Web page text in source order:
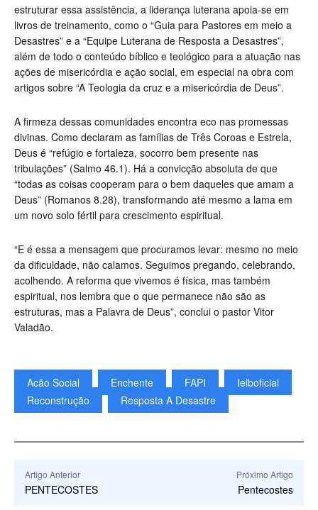
estruturar essa assistência, a liderança luterana apoia-se em
livros de treinamento, como o “Guia para Pastores em meio a
Desastres” e a “Equipe Luterana de Resposta a Desastres”,
além de todo o conteúdo bíblico e teológico para a atuação nas
ações de misericórdia e ação social, em especial na obra com
artigos sobre “A Teologia da cruz e a misericórdia de Deus”.
A firmeza dessas comunidades encontra eco nas promessas
divinas. Como declaram as famílias de Três Coroas e Estrela,
Deus é “refúgio e fortaleza, socorro bem presente nas
tribulações” (Salmo 46.1). Há a convicção absoluta de que
“todas as coisas cooperam para o bem daqueles que amam a
Deus” (Romanos 8.28), transformando até mesmo a lama em
um novo solo fértil para crescimento espiritual.
“E é essa a mensagem que procuramos levar: mesmo no meio
da dificuldade, não calamos. Seguimos pregando, celebrando,
acolhendo. A reforma que vivemos é física, mas também
espiritual, nos lembra que o que permanece não são as
estruturas, mas a Palavra de Deus”, conclui o pastor Vitor
Valadão.
Ação Social Enchente FAPI
Ielboficial
Reconstrução
Resposta A Desastre
Artigo Anterior
PENTECOSTES
Próximo Artigo
Pentecostes